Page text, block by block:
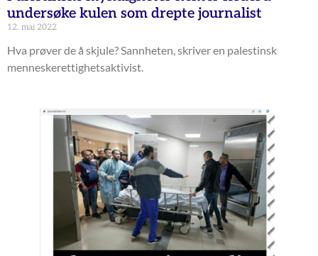
undersøke kulen som drepte journalist
12. mai 2022
Hva prøver de å skjule? Sannheten, skriver en palestinsk
menneskerettighetsaktivist.